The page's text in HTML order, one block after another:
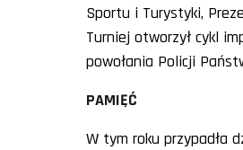
Sportu i Turystyki,
Turniej otworzył cykl
powołania Policji
PAMIĘĆ
W tym roku przypadła